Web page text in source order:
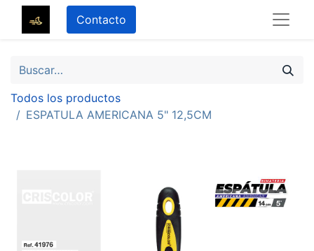
Contacto
Todos los productos
ESPATULA AMERICANA 5" 12,5CM